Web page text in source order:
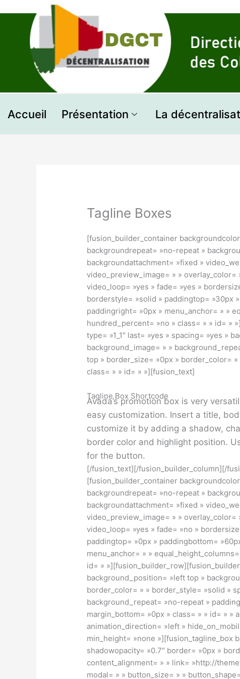
Accueil Présentation La
Tagline Boxes
[fusion_builder_container
backgroundrepeat= »no-repeat »
backgroundattachment= »fixed »
video_preview_image= » » overlay_color=
video_loop= »yes » fade= »yes »
borderstyle= »solid » paddingtop= »30px
paddingright= »0px » menu_anchor= » »
hundred_percent= »no » class= » » id= »
type= »1_1″ last= »yes » spacing= »yes »
background_image= » »
top » border_size= »0px » border_color=
class= » » id= » »][fusion_text]
Tagline Box Shortcode
Avada’s promotion box is very
easy customization. Insert a title,
customize it by adding a shadow,
border color and highlight position.
for the button.
[/fusion_text][/fusion_builder_column][/
[fusion_builder_container
backgroundrepeat= »no-repeat »
backgroundattachment= »fixed »
video_preview_image= » » overlay_color=
video_loop= »yes » fade= »no »
paddingtop= »0px » paddingbottom=
menu_anchor= » »
id= »
background_position= »left top »
border_color= » » border_style= »solid »
background_repeat= »no-repeat »
margin_bottom= »0px » class= » » id= » »
animation_direction= »left »
min_height= »none »][fusion_tagline_box
shadowopacity= »0.7″ border= »0px »
content_alignment= » » link= »http://
modal= » » button_size= » »